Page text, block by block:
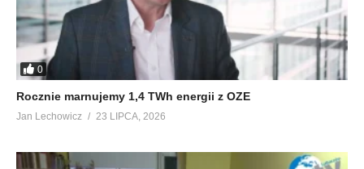
0
Rocznie marnujemy 1,4 TWh energii z OZE
Jan Lechowicz 23 LIPCA, 2026